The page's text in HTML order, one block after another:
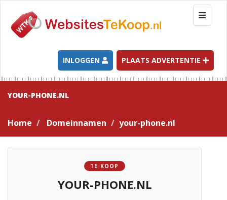
T
o
g
l
e
n
a
t
INLOGGEN PLAATS ADVERTENTIE
YOUR-PHONE.NL
Home Domeinnamen your-phone.nl
TE KOOP
YOUR-PHONE.NL